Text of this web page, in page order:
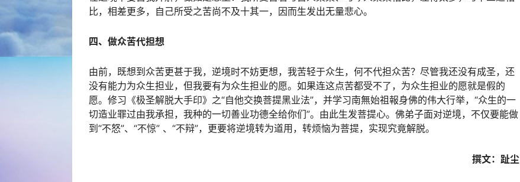
比，相差更多，自己所受之苦尚不及十其一，因而生发出无量悲心。
四、做众苦代担想
由前，既想到众苦更甚于我，逆境时不妨更想，我苦轻于众生，何不代担众苦？尽管我还没有成圣，还
没有能力为众生担业，但我要有为众生担业的愿。如果连这点苦都受不了，为众生担业的愿就是假的
愿。修习《极圣解脱大手印》之“自他交换菩提黑业法”，并学习南無始祖報身佛的伟大行举，“众生的一
切造业罪过由我承担，我种的一切善业功德全给你们”。由此生发菩提心。佛弟子面对逆境，不仅要能做
到“不怒”、“不惊” 、“不辩”，更要将逆境转为道用，转烦恼为菩提，实现究竟解脱。
撰文：趾尘